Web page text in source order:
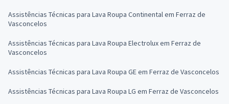
Assistências Técnicas para Lava Roupa Continental em Ferraz de
Vasconcelos
Assistências Técnicas para Lava Roupa Electrolux em Ferraz de
Vasconcelos
Assistências Técnicas para Lava Roupa GE em Ferraz de Vasconcelos
Assistências Técnicas para Lava Roupa LG em Ferraz de Vasconcelos